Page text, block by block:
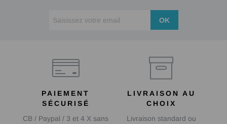
OK
PAIEMENT
SÉCURISÉ
CB / Paypal / 3 et 4 X sans
LIVRAISON AU
CHOIX
Livraison standard ou